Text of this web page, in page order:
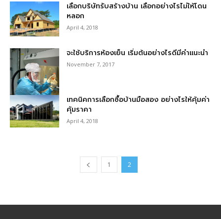
เลือกบริษัทรับสร้างบ้าน เลือกอย่างไรไม่ให้โดน
หลอก
April 4, 2018
จะใช้บริการห้องเย็น เริ่มต้นอย่างไรดีมีคำแนะนำ
November 7, 2017
เทคนิคการเลือกซื้อบ้านมือสอง อย่างไรให้คุ้มค่า
คุ้มราคา
April 4, 2018
1 2